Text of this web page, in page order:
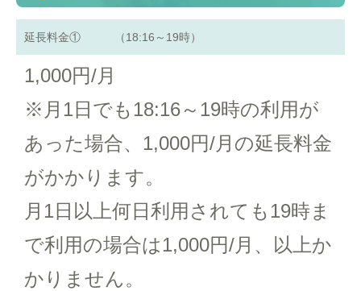
延長料金① （18:16～19時）
1,000円/月
※月1日でも18:16～19時の利用が
あった場合、1,000円/月の延長料金
がかかります。
月1日以上何日利用されても19時ま
で利用の場合は1,000円/月、以上か
かりません。